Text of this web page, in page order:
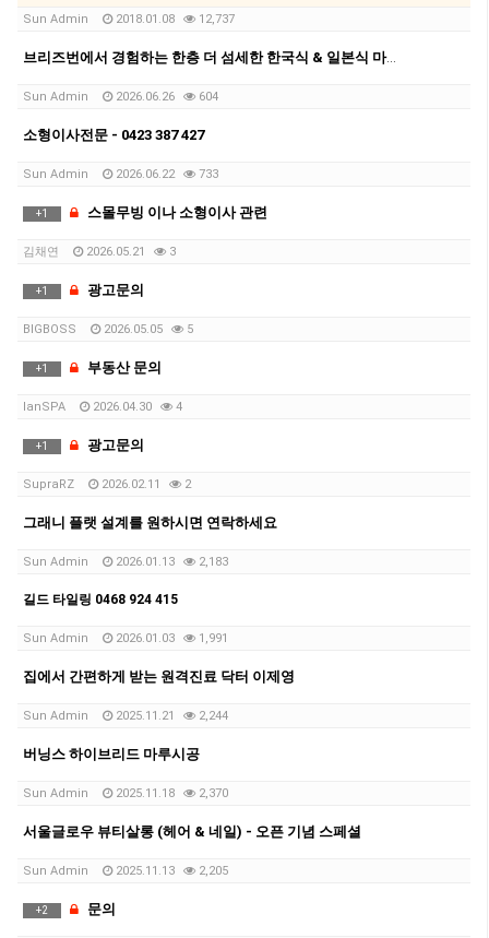
Sun Admin 2018.01.08 12,737
브리즈번에서 경험하는 한층 더 섬세한 한국식 & 일본식 마사지 테라피 뷰티샵
Sun Admin 2026.06.26 604
소형이사전문 - 0423 387 427
Sun Admin 2026.06.22 733
+1 스몰무빙 이나 소형이사 관련
김채연 2026.05.21 3
+1 광고문의
BIGBOSS 2026.05.05 5
+1 부동산 문의
IanSPA 2026.04.30 4
+1 광고문의
SupraRZ 2026.02.11 2
그래니 플랫 설계를 원하시면 연락하세요
Sun Admin 2026.01.13 2,183
길드 타일링 0468 924 415
Sun Admin 2026.01.03 1,991
집에서 간편하게 받는 원격진료 닥터 이제영
Sun Admin 2025.11.21 2,244
버닝스 하이브리드 마루시공
Sun Admin 2025.11.18 2,370
서울글로우 뷰티살롱 (헤어 & 네일) - 오픈 기념 스페셜
Sun Admin 2025.11.13 2,205
+2 문의